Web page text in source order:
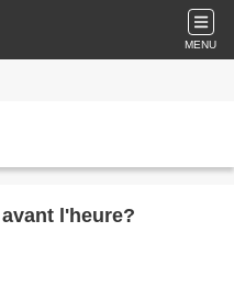
MENU
l'heure?